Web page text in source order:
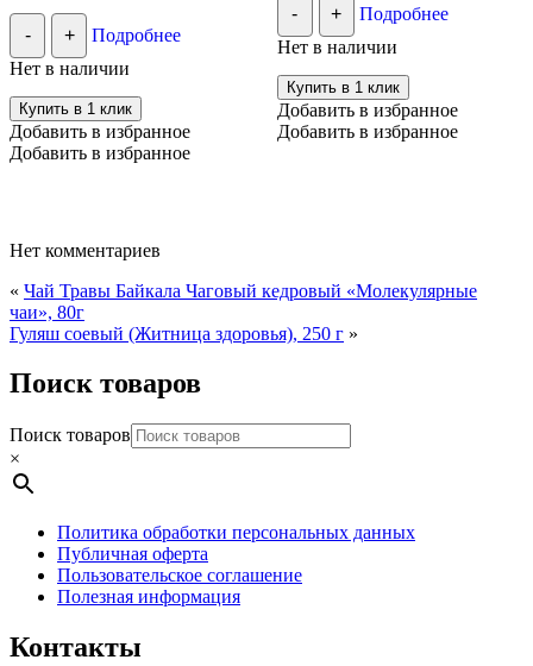
- +
Подробнее
Нет в наличии
Купить в 1 клик
Добавить в избранное
Добавить в избранное
- +
Подробнее
Нет в наличии
Купить в 1 клик
Добавить в избранное
Добавить в избранное
Нет комментариев
« Чай Травы Байкала Чаговый кедровый «Молекулярные
чаи», 80г
Гуляш соевый (Житница здоровья), 250 г »
Поиск товаров
Поиск товаров
×
Политика обработки персональных данных
Публичная оферта
Пользовательское соглашение
Полезная информация
Контакты